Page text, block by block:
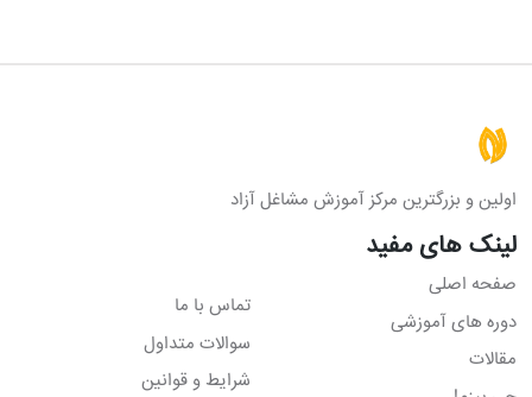
اولین و بزرگترین مرکز آموزش مشاغل آزاد
لینک های مفید
صفحه اصلی
دوره های آموزشی
مقالات
تماس با ما
سوالات متداول
شرایط و قوانین